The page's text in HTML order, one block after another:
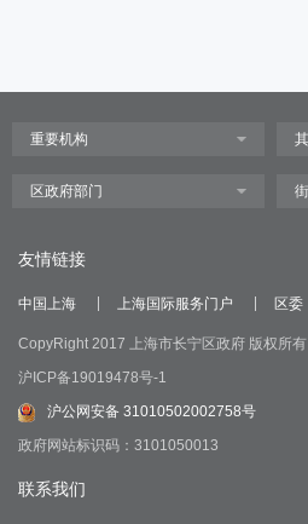
友情链接
中国上海 上海国际服务门户 区委
CopyRight 2017 上海市长宁区政府 版权所有
沪ICP备19019478号-1
沪公网安备 31010502002758号
政府网站标识码：3101050013
联系我们